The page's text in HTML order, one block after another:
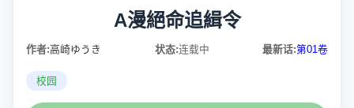
A漫絕命追緝令
作者:高崎ゆうき 状态:连载中 最新话:第01卷
校园